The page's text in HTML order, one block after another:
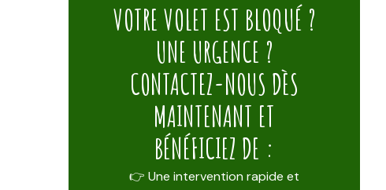
VOTRE VOLET EST BLOQUÉ ?
UNE URGENCE ?
CONTACTEZ-NOUS DÈS
MAINTENANT ET
BÉNÉFICIEZ DE :
👉 Une intervention rapide et